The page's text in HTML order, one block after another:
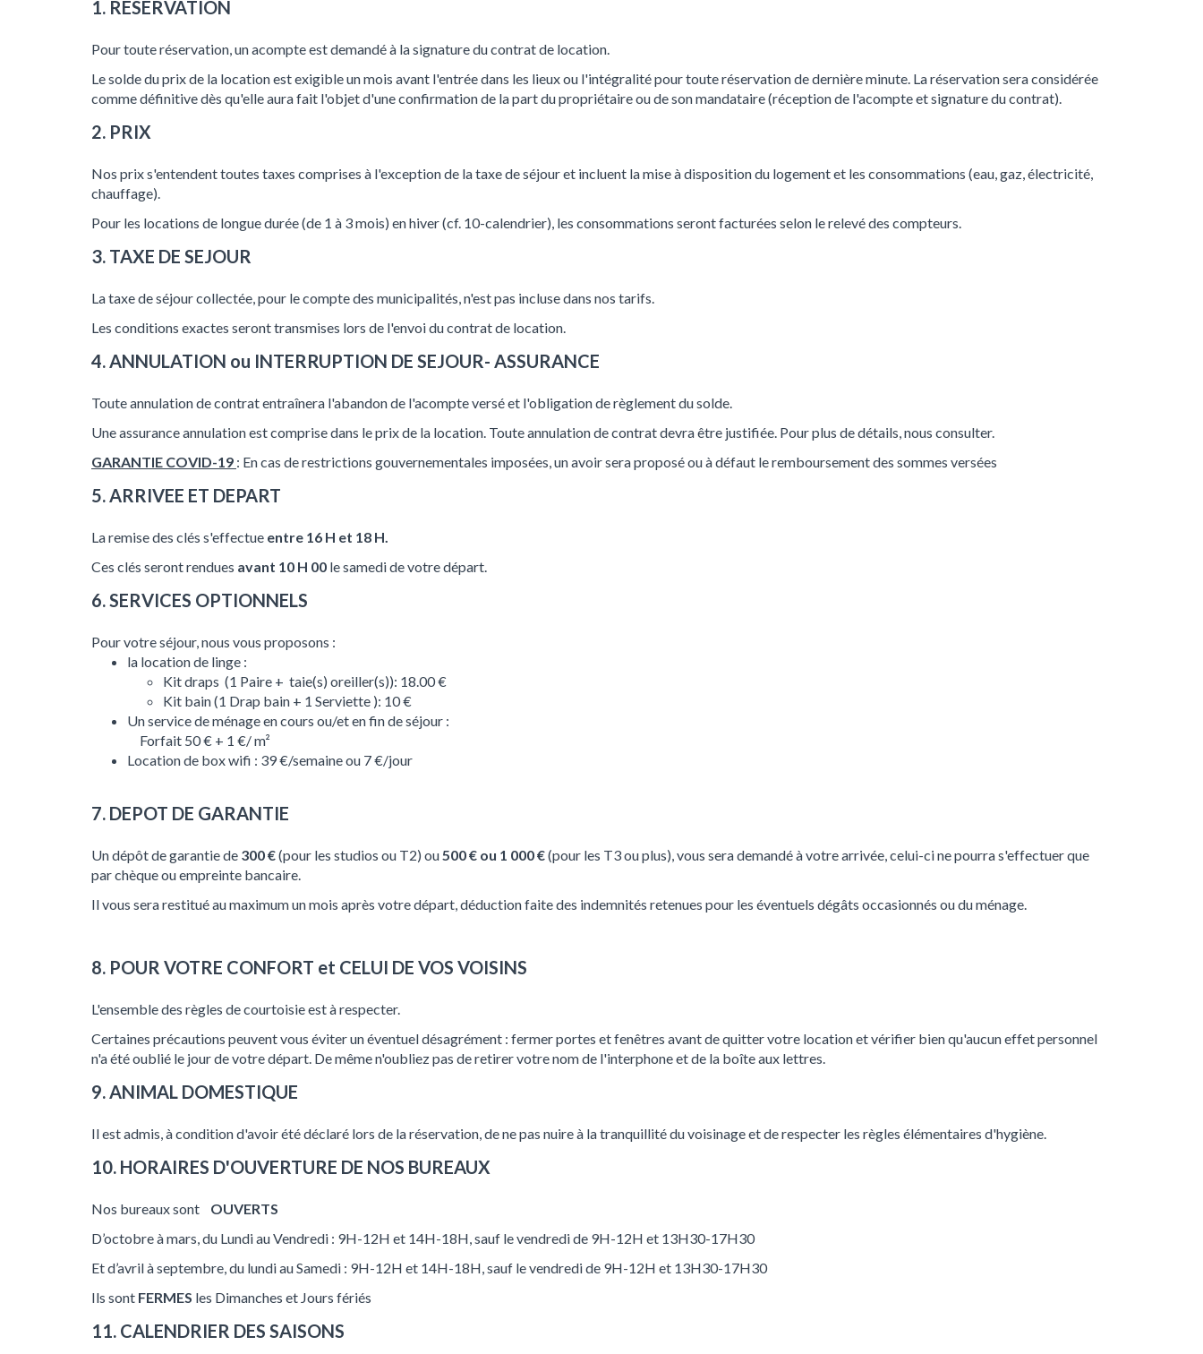
1. RESERVATION
Pour toute réservation, un acompte est demandé à la signature du contrat de location.
Le solde du prix de la location est exigible un mois avant l'entrée dans les lieux ou l'intégralité pour toute réservation de dernière minute. La réservation sera considérée
comme définitive dès qu'elle aura fait l'objet d'une confirmation de la part du propriétaire ou de son mandataire (réception de l'acompte et signature du contrat).
2. PRIX
Nos prix s'entendent toutes taxes comprises à l'exception de la taxe de séjour et incluent la mise à disposition du logement et les consommations (eau, gaz, électricité,
chauffage).
Pour les locations de longue durée (de 1 à 3 mois) en hiver (cf. 10-calendrier), les consommations seront facturées selon le relevé des compteurs.
3. TAXE DE SEJOUR
La taxe de séjour collectée, pour le compte des municipalités, n'est pas incluse dans nos tarifs.
Les conditions exactes seront transmises lors de l'envoi du contrat de location.
4. ANNULATION ou INTERRUPTION DE SEJOUR- ASSURANCE
Toute annulation de contrat entraînera l'abandon de l'acompte versé et l'obligation de règlement du solde.
Une assurance annulation est comprise dans le prix de la location. Toute annulation de contrat devra être justifiée. Pour plus de détails, nous consulter.
GARANTIE COVID-19 : En cas de restrictions gouvernementales imposées, un avoir sera proposé ou à défaut le remboursement des sommes versées
5. ARRIVEE ET DEPART
La remise des clés s'effectue entre 16 H et 18 H.
Ces clés seront rendues avant 10 H 00 le samedi de votre départ.
6. SERVICES OPTIONNELS
Pour votre séjour, nous vous proposons :
la location de linge :
Kit draps (1 Paire + taie(s) oreiller(s)): 18.00 €
Kit bain (1 Drap bain + 1 Serviette ): 10 €
Un service de ménage en cours ou/et en fin de séjour :
Forfait 50 € + 1 €/ m²
Location de box wifi : 39 €/semaine ou 7 €/jour
7. DEPOT DE GARANTIE
Un dépôt de garantie de 300 €(pour les studios ou T2) ou500 € ou 1 000 €(pour les T3 ou plus), vous sera demandé à votre arrivée, celui-ci ne pourra s'effectuer que
par chèque ou empreinte bancaire.
Il vous sera restitué au maximum un mois après votre départ, déduction faite des indemnités retenues pour les éventuels dégâts occasionnés ou du ménage.
8. POUR VOTRE CONFORT et CELUI DE VOS VOISINS
L'ensemble des règles de courtoisie est à respecter.
Certaines précautions peuvent vous éviter un éventuel désagrément : fermer portes et fenêtres avant de quitter votre location et vérifier bien qu'aucun effet personnel
n'a été oublié le jour de votre départ. De même n'oubliez pas de retirer votre nom de l'interphone et de la boîte aux lettres.
9. ANIMAL DOMESTIQUE
Il est admis, à condition d'avoir été déclaré lors de la réservation, de ne pas nuire à la tranquillité du voisinage et de respecter les règles élémentaires d'hygiène.
10. HORAIRES D'OUVERTURE DE NOS BUREAUX
Nos bureaux sont OUVERTS
D’octobre à mars, du Lundi au Vendredi : 9H-12H et 14H-18H, sauf le vendredi de 9H-12H et 13H30-17H30
Et d’avril à septembre, du lundi au Samedi : 9H-12H et 14H-18H, sauf le vendredi de 9H-12H et 13H30-17H30
Ils sont FERMES les Dimanches et Jours fériés
11. CALENDRIER DES SAISONS